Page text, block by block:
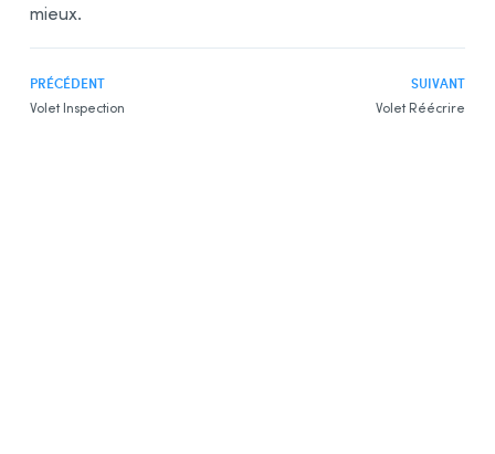
mieux.
PRÉCÉDENT
Volet Inspection
SUIVANT
Volet Réécrire